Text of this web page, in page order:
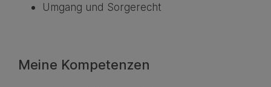
Umgang und Sorgerecht
Meine Kompetenzen